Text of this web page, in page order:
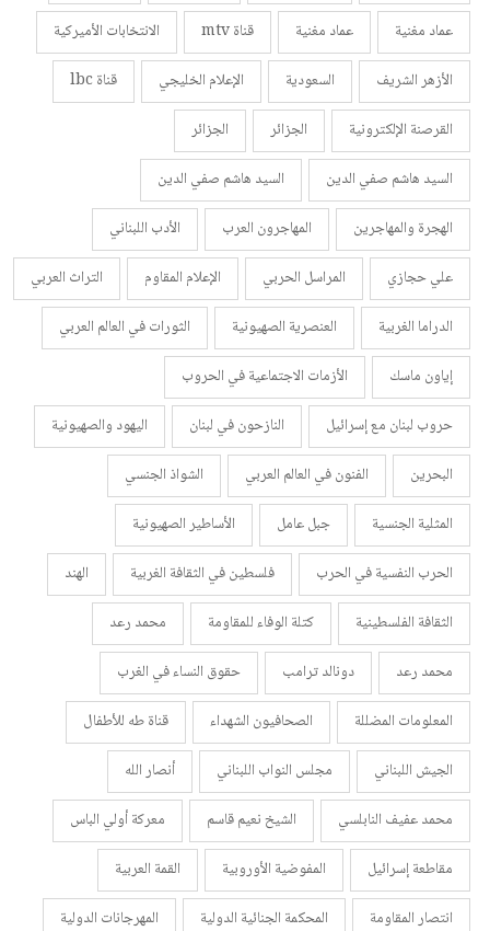
عماد مغنية
عماد مغنية قناة mtv
الانتخابات الأميركية
الأزهر الشريف
السعودية الإعلام الخليجي
قناة lbc
القرصنة الإلكترونية
الجزائر
الجزائر
السيد هاشم صفي الدين
السيد هاشم صفي الدين
الهجرة والمهاجرين
المهاجرون العرب
الأدب اللبناني
علي حجازي
المراسل الحربي الإعلام المقاوم
التراث العربي
الدراما الغربية
العنصرية الصهيونية
الثورات في العالم العربي
إياون ماسك
الأزمات الاجتماعية في الحروب
حروب لبنان مع إسرائيل
النازحون في لبنان
اليهود والصهيونية
البحرين
الفنون في العالم العربي
الشواذ الجنسي
المثلية الجنسية
جبل عامل
الأساطير الصهيونية
الحرب النفسية في الحرب
فلسطين في الثقافة الغربية
الهند
الثقافة الفلسطينية
كتلة الوفاء للمقاومة
محمد رعد
محمد رعد
دونالد ترامب
حقوق النساء في الغرب
المعلومات المضللة
الصحافيون الشهداء
قناة طه للأطفال
الجيش اللبناني
مجلس النواب اللبناني
أنصار الله
محمد عفيف النابلسي
الشيخ نعيم قاسم
معركة أولي الباس
مقاطعة إسرائيل
المفوضية الأوروبية
القمة العربية
انتصار المقاومة
المحكمة الجنائية الدولية
المهرجانات الدولية